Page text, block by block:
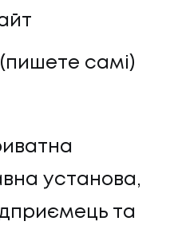
(пишете самі)
установа,
та